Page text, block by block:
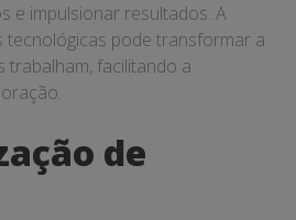
e impulsionar resultados. A
tecnológicas pode transformar a
trabalham, facilitando a
de